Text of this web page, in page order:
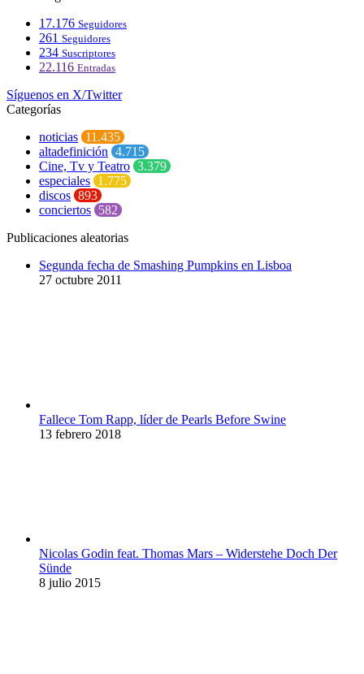
17.176 Seguidores
261 Seguidores
234 Suscriptores
22.116 Entradas
Síguenos en X/Twitter
Categorías
noticias 11.435
altadefinición 4.715
Cine, Tv y Teatro 3.379
especiales 1.775
discos 893
conciertos 582
Publicaciones aleatorias
Segunda fecha de Smashing Pumpkins en Lisboa
27 octubre 2011
Fallece Tom Rapp, líder de Pearls Before Swine
13 febrero 2018
Nicolas Godin feat. Thomas Mars – Widerstehe Doch Der
Sünde
8 julio 2015